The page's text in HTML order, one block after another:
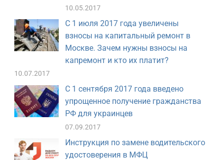
10.05.2017
С 1 июля 2017 года увеличены
взносы на капитальный ремонт в
Москве. Зачем нужны взносы на
капремонт и кто их платит?
10.07.2017
С 1 сентября 2017 года введено
упрощенное получение гражданства
РФ для украинцев
07.09.2017
Инструкция по замене водительского
удостоверения в МФЦ